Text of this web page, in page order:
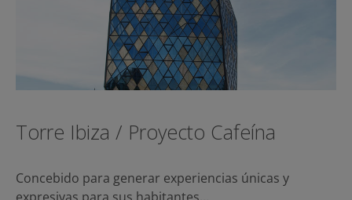
Torre Ibiza / Proyecto Cafeína
Concebido para generar experiencias únicas y